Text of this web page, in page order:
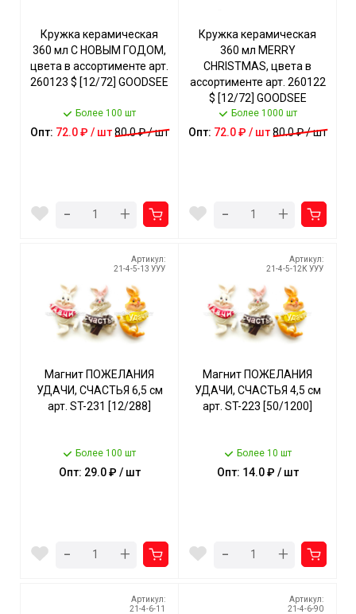
Кружка керамическая
360 мл С НОВЫМ ГОДОМ,
цвета в ассортименте арт.
260123 $ [12/72] GOODSEE
Более 100 шт
Опт: 72.0 ₽ / шт 80.0 ₽ / шт
- +
Кружка керамическая
360 мл MERRY
CHRISTMAS, цвета в
ассортименте арт. 260122
$ [12/72] GOODSEE
Более 1000 шт
Опт: 72.0 ₽ / шт 80.0 ₽ / шт
- +
Артикул:
21-4-5-13 УУУ
Магнит ПОЖЕЛАНИЯ
УДАЧИ, СЧАСТЬЯ 6,5 см
арт. ST-231 [12/288]
Более 100 шт
Опт: 29.0 ₽ / шт
- +
Артикул:
21-4-5-12К УУУ
Магнит ПОЖЕЛАНИЯ
УДАЧИ, СЧАСТЬЯ 4,5 см
арт. ST-223 [50/1200]
Более 10 шт
Опт: 14.0 ₽ / шт
- +
Артикул:
21-4-6-11
Артикул:
21-4-6-90